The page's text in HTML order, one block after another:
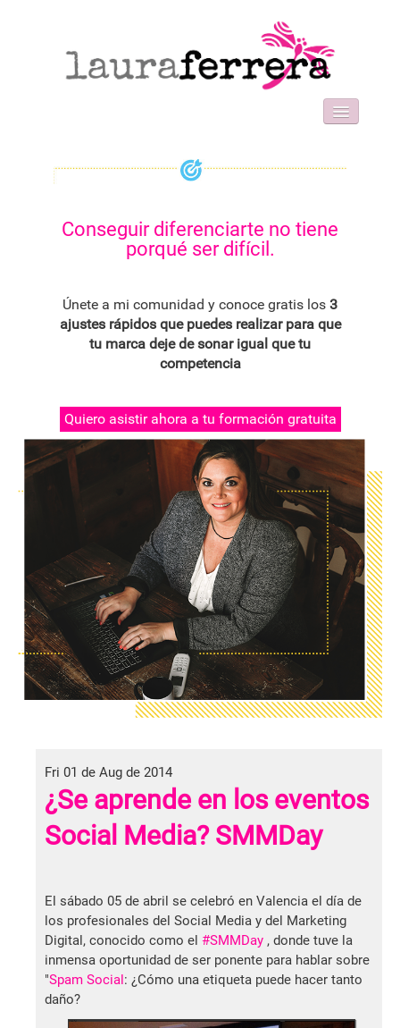
SOBRE MI
BLOG
Conseguir diferenciarte no tiene
porqué ser difícil.
Únete a mi comunidad y conoce gratis los 3
ajustes rápidos que puedes realizar para que
tu marca deje de sonar igual que tu
competencia
Quiero asistir ahora a tu formación gratuita
Fri 01 de Aug de 2014
¿Se aprende en los eventos
Social Media? SMMDay
El sábado 05 de abril se celebró en Valencia el día de
los profesionales del Social Media y del Marketing
Digital, conocido como el #SMMDay , donde tuve la
inmensa oportunidad de ser ponente para hablar sobre
"Spam Social: ¿Cómo una etiqueta puede hacer tanto
daño?